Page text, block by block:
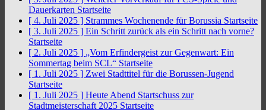
Dauerkarten Startseite
[ 4. Juli 2025 ] Strammes Wochenende für Borussia Startseite
[ 3. Juli 2025 ] Ein Schritt zurück als ein Schritt nach vorne?
Startseite
[ 2. Juli 2025 ] „Vom Erfindergeist zur Gegenwart: Ein
Sommertag beim SCL“ Startseite
[ 1. Juli 2025 ] Zwei Stadttitel für die Borussen-Jugend
Startseite
[ 1. Juli 2025 ] Heute Abend Startschuss zur
Stadtmeisterschaft 2025 Startseite